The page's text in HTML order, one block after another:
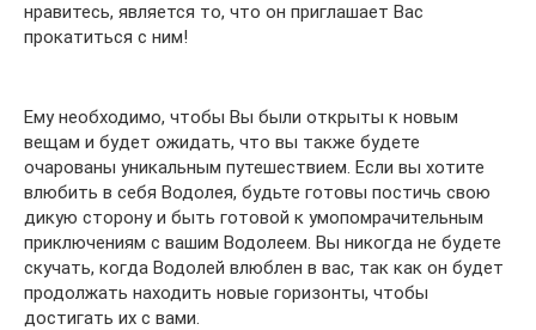
нравитесь, является то, что он приглашает Вас
прокатиться с ним!
Ему необходимо, чтобы Вы были открыты к новым
вещам и будет ожидать, что вы также будете
очарованы уникальным путешествием. Если вы хотите
влюбить в себя Водолея, будьте готовы постичь свою
дикую сторону и быть готовой к умопомрачительным
приключениям с вашим Водолеем. Вы никогда не будете
скучать, когда Водолей влюблен в вас, так как он будет
продолжать находить новые горизонты, чтобы
достигать их с вами.